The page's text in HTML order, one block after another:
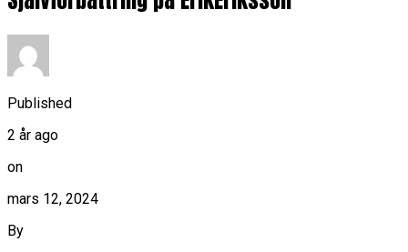
Published
2 år ago
on
mars 12, 2024
By